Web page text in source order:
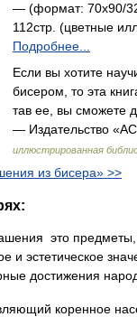
— (формат: 70x90/
112стр. (цветные
Подробнее...
Если вы хотите
бисером, то эта
тав ее, вы сможете
— Издательство
иллюстрированная
из бисера» >>
это
и эстетическое
достижения
коренное